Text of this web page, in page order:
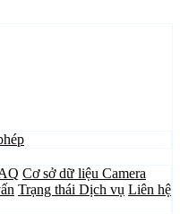
Cơ sở dữ liệu Camera
Trạng thái Dịch vụ Liên hệ